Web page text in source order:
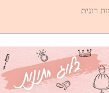
רונית